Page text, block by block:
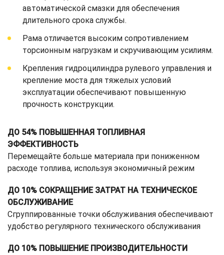
автоматической смазки для обеспечения
длительного срока службы.
Рама отличается высоким сопротивлением
торсионным нагрузкам и скручивающим усилиям.
Крепления гидроцилиндра рулевого управления и
крепление моста для тяжелых условий
эксплуатации обеспечивают повышенную
прочность конструкции.
ДО 54% ПОВЫШЕННАЯ ТОПЛИВНАЯ
ЭФФЕКТИВНОСТЬ
Перемещайте больше материала при пониженном
расходе топлива, используя экономичный режим
ДО 10% СОКРАЩЕНИЕ ЗАТРАТ НА ТЕХНИЧЕСКОЕ
ОБСЛУЖИВАНИЕ
Сгруппированные точки обслуживания обеспечивают
удобство регулярного технического обслуживания
ДО 10% ПОВЫШЕНИЕ ПРОИЗВОДИТЕЛЬНОСТИ